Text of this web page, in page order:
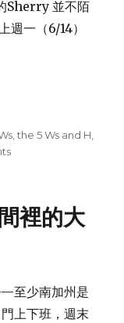
Sherry 並不陌
週一（6/14）
,the 5 Ws and H
動，
金
句
裡的大
至少南加州是
上下班，週末